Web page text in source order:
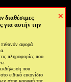
×
διαθέσιμες
για αυτήν την
αφορά
πληροφορίες που
εκδήλωση που
ειδικό εικονίδιο
στην κορυφή της
σας
την